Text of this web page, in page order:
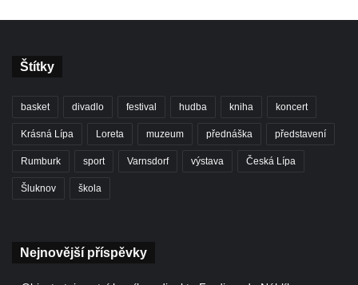
Štítky
basket divadlo festival hudba kniha koncert
Krásná Lípa Loreta muzeum přednáška představení
Rumburk sport Varnsdorf výstava Česká Lípa
Šluknov škola
Nejnovější příspěvky